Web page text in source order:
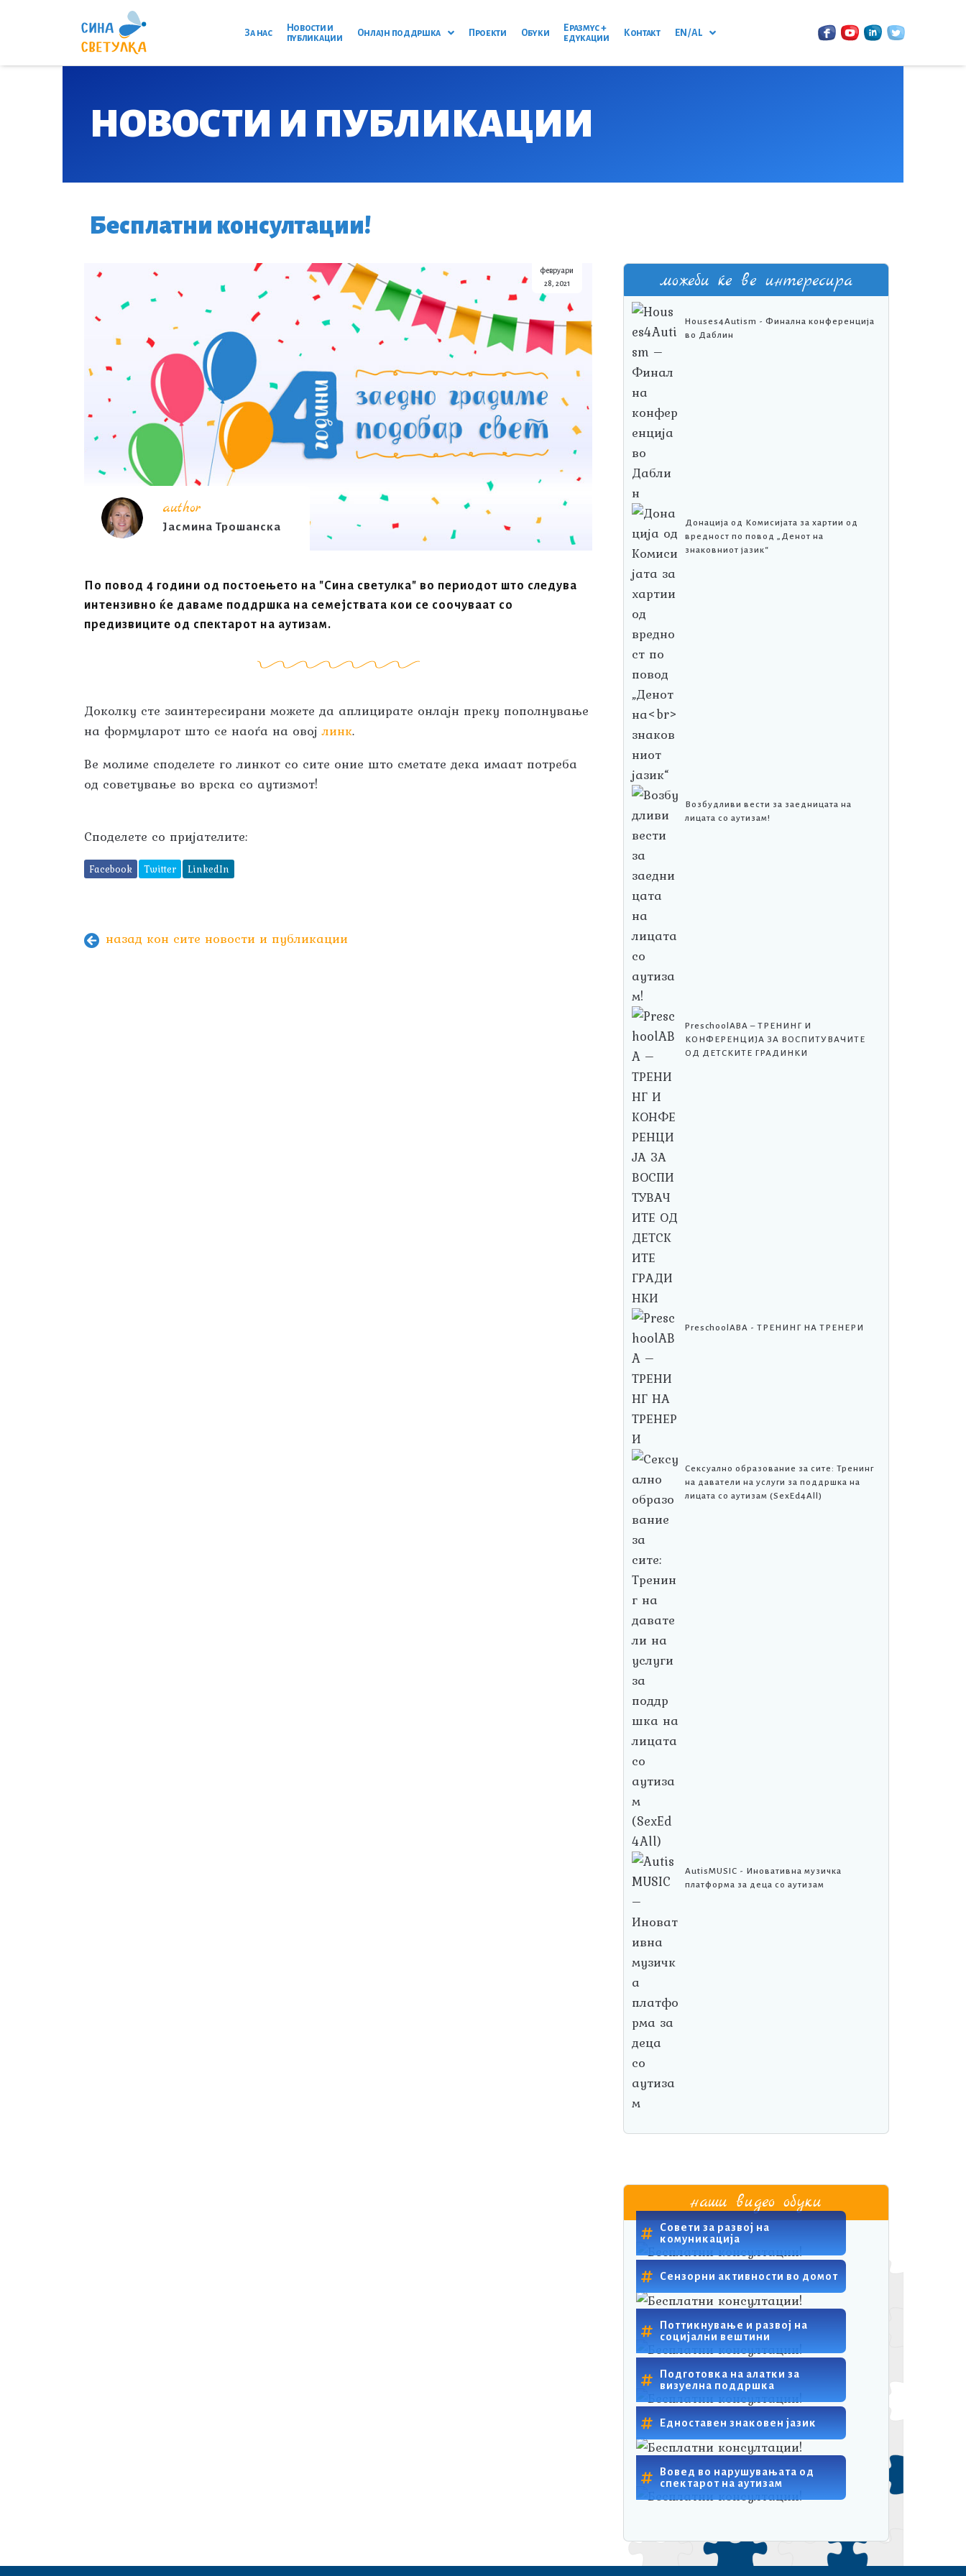
За нас
Новости и
публикации
Онлајн поддршка Проекти Обуки
Еразмус +
едукации
Контакт EN / AL
НОВОСТИ И ПУБЛИКАЦИИ​
Бесплатни консултации!
февруари
28, 2021
author
Јасмина Трошанска
По повод 4 години од постоењето на "Сина светулка" во периодот што следува
интензивно ќе даваме поддршка на семејствата кои се соочуваат со
предизвиците од спектарот на аутизам.
Доколку сте заинтересирани можете да аплицирате онлајн преку пополнување
на формуларот што се наоѓа на овојлинк.
Ве молиме споделете го линкот со сите оние што сметате дека имаат потреба
од советување во врска со аутизмот!
Споделете со пријателите:
Facebook Twitter LinkedIn
назад кон сите новости и публикации
можеби ќе ве интересира
Houses4Autism - Финална конференција
во Даблин
Донација од Комисијата за хартии од
вредност по повод „Денот на
знаковниот јазик“
Возбудливи вести за заедницата на
лицата со аутизам!
PreschoolABA – ТРЕНИНГ И
КОНФЕРЕНЦИЈА ЗА ВОСПИТУВАЧИТЕ
ОД ДЕТСКИТЕ ГРАДИНКИ
PreschoolABA - ТРЕНИНГ НА ТРЕНЕРИ
Сексуално образование за сите: Тренинг
на даватели на услуги за поддршка на
лицата со аутизам (SexEd4All)
AutisMUSIC - Иновативна музичка
платформа за деца со аутизам
наши видео обуки
Совети за развој на
комуникација
Сензорни активности во домот
Поттикнување и развој на
социјални вештини
Подготовка на алатки за
визуелна поддршка
Едноставен знаковен јазик
Вовед во нарушувањата од
спектарот на аутизам